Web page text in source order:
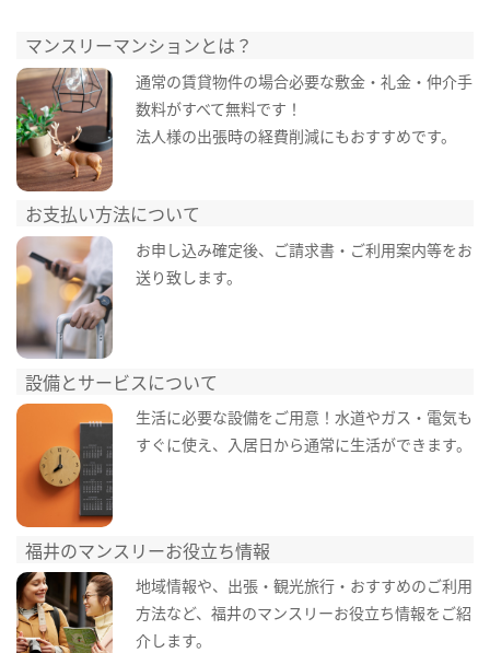
マンスリーマンションとは？
通常の賃貸物件の場合必要な敷金・礼金・仲介手
数料がすべて無料です！
法人様の出張時の経費削減にもおすすめです。
お支払い方法について
お申し込み確定後、ご請求書・ご利用案内等をお
送り致します。
設備とサービスについて
生活に必要な設備をご用意！水道やガス・電気も
すぐに使え、入居日から通常に生活ができます。
福井のマンスリーお役立ち情報
地域情報や、出張・観光旅行・おすすめのご利用
方法など、福井のマンスリーお役立ち情報をご紹
介します。